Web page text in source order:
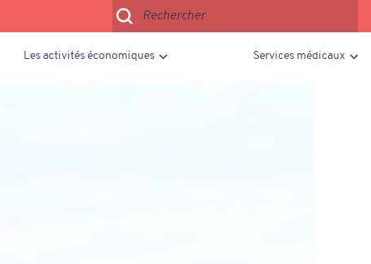
Les activités économiques Services médicaux